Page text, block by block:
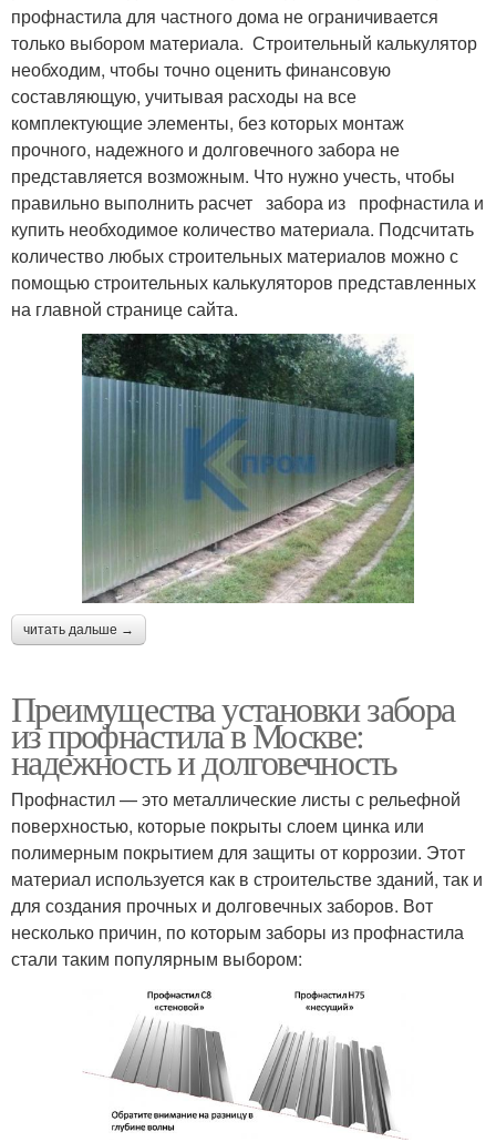
профнастила для частного дома не ограничивается
только выбором материала. Строительный калькулятор
необходим, чтобы точно оценить финансовую
составляющую, учитывая расходы на все
комплектующие элементы, без которых монтаж
прочного, надежного и долговечного забора не
представляется возможным. Что нужно учесть, чтобы
правильно выполнить расчет забора из профнастила и
купить необходимое количество материала. Подсчитать
количество любых строительных материалов можно с
помощью строительных калькуляторов представленных
на главной странице сайта.
читать дальше →
Преимущества установки забора
из профнастила в Москве:
надежность и долговечность
Профнастил — это металлические листы с рельефной
поверхностью, которые покрыты слоем цинка или
полимерным покрытием для защиты от коррозии. Этот
материал используется как в строительстве зданий, так и
для создания прочных и долговечных заборов. Вот
несколько причин, по которым заборы из профнастила
стали таким популярным выбором: